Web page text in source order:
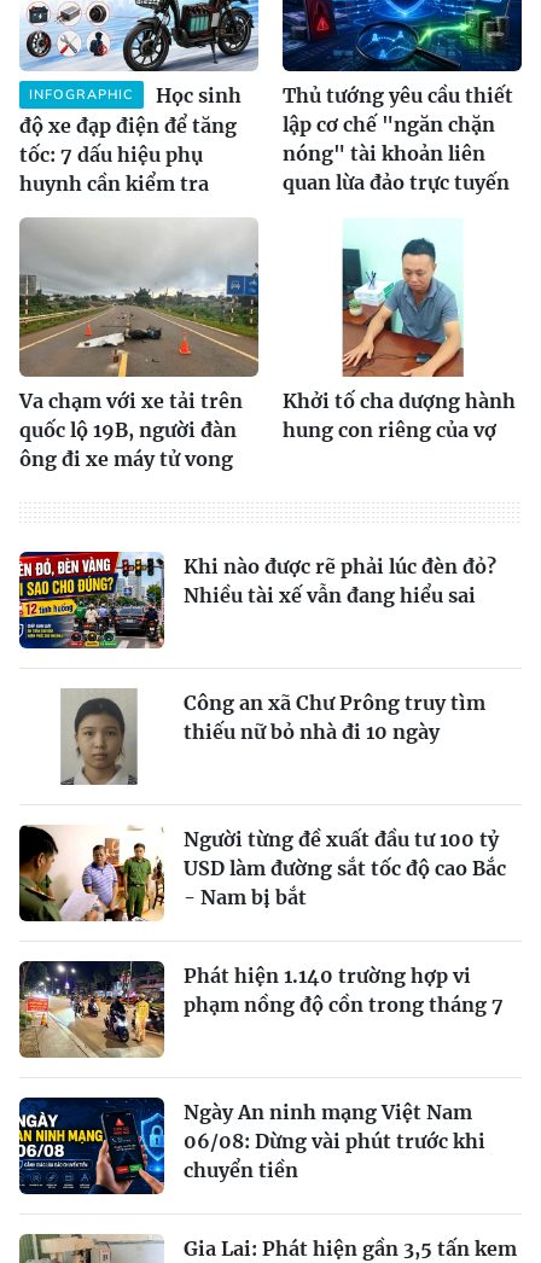
INFOGRAPHIC
Học sinh
độ xe đạp điện để tăng
tốc: 7 dấu hiệu phụ
huynh cần kiểm tra
Thủ tướng yêu cầu thiết
lập cơ chế "ngăn chặn
nóng" tài khoản liên
quan lừa đảo trực tuyến
Va chạm với xe tải trên
quốc lộ 19B, người đàn
ông đi xe máy tử vong
Khởi tố cha dượng hành
hung con riêng của vợ
Khi nào được rẽ phải lúc đèn đỏ?
Nhiều tài xế vẫn đang hiểu sai
Công an xã Chư Prông truy tìm
thiếu nữ bỏ nhà đi 10 ngày
Người từng đề xuất đầu tư 100 tỷ
USD làm đường sắt tốc độ cao Bắc
- Nam bị bắt
Phát hiện 1.140 trường hợp vi
phạm nồng độ cồn trong tháng 7
Ngày An ninh mạng Việt Nam
06/08: Dừng vài phút trước khi
chuyển tiền
Gia Lai: Phát hiện gần 3,5 tấn kem